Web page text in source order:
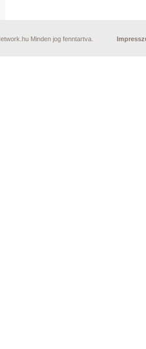
Minden jog fenntartva.